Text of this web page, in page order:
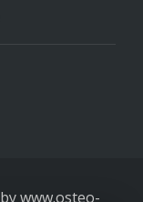
bywww.osteo-